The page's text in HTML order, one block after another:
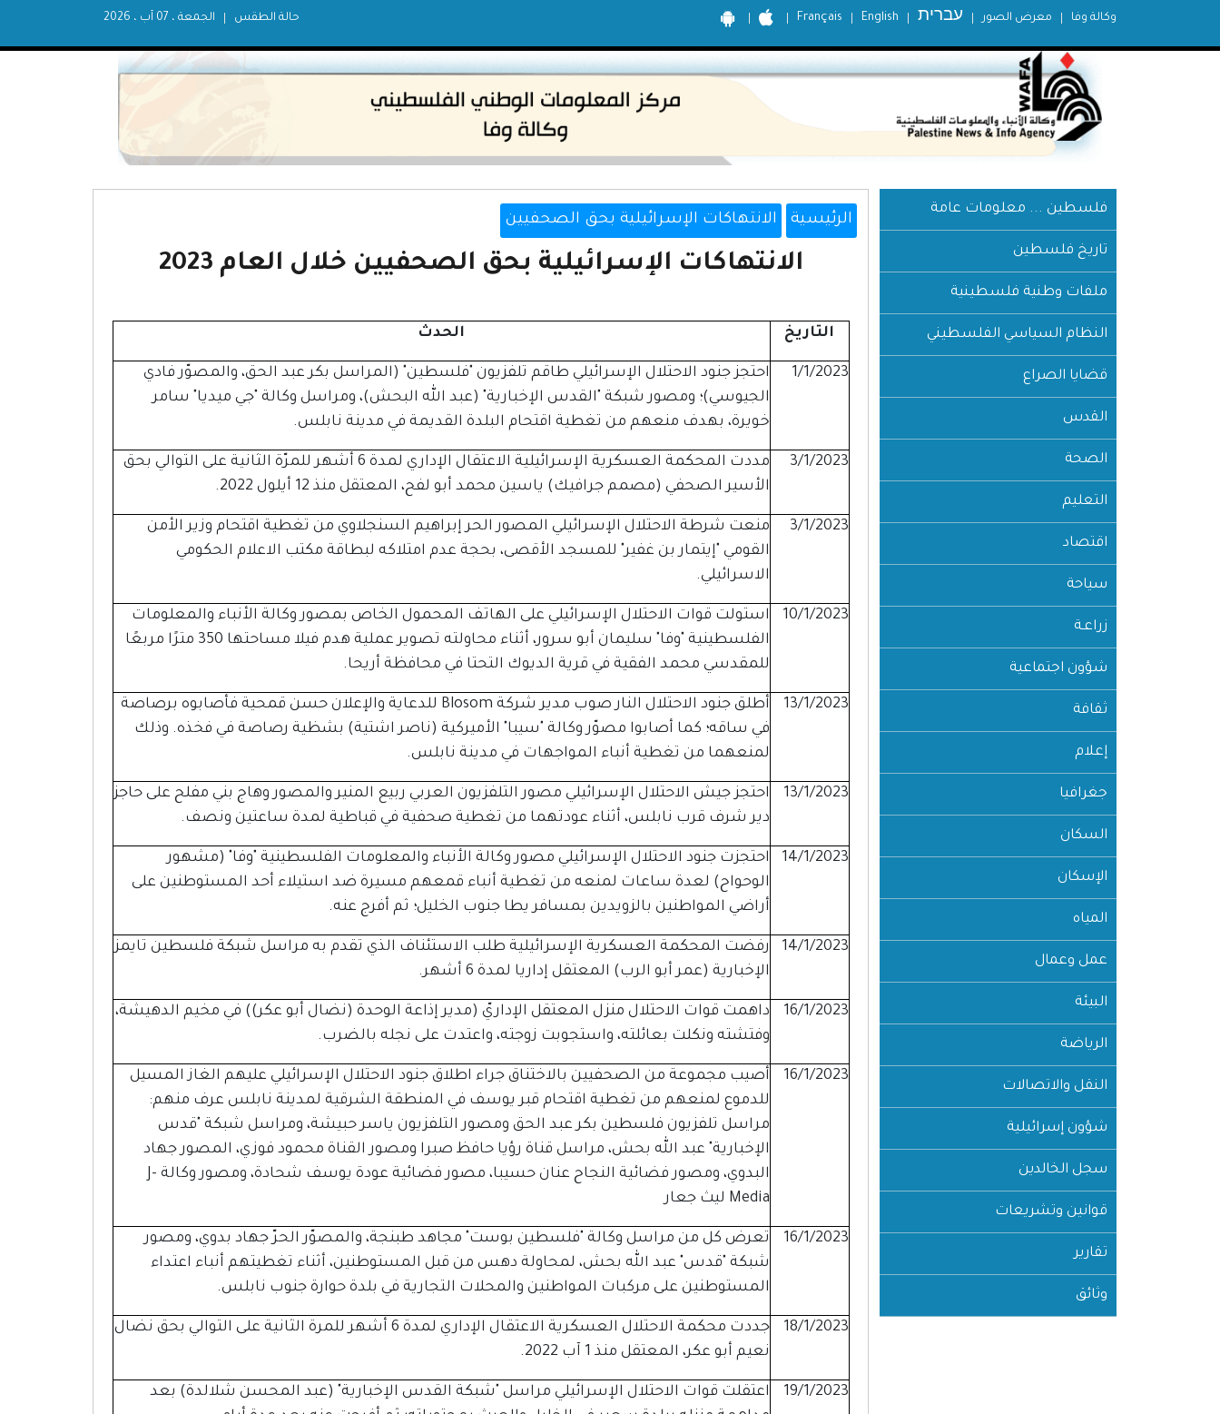
Français English עברית معرض الصور وكالة وفا الجمعة ، 07 آب ، 2026 حالة الطقس
فلسطين ... معلومات عامة
تاريخ فلسطين
ملفات وطنية فلسطينية
النظام السياسي الفلسطيني
قضايا الصراع
القدس
الصحة
التعليم
اقتصاد
سياحة
زراعـة
شؤون اجتماعية
ثقافة
إعلام
جغرافيا
السكان
الإسكان
المياه
عمل وعمال
البيئة
الرياضة
النقل والاتصالات
شؤون إسرائيلية
سجل الخالدين
قوانين وتشريعات
تقارير
وثائق
الرئيسية الانتهاكات الإسرائيلية بحق الصحفيين
الانتهاكات الإسرائيلية بحق الصحفيين خلال العام 2023
التاريخ الحدث
1/1/2023
احتجز جنود الاحتلال الإسرائيلي طاقم تلفزيون "فلسطين" (المراسل بكر عبد الحق، والمصوّر فادي
الجيوسي)؛ ومصور شبكة "القدس الإخبارية" (عبد الله البحش)، ومراسل وكالة "جي ميديا" سامر
خويرة، بهدف منعهم من تغطية اقتحام البلدة القديمة في مدينة نابلس.
3/1/2023
مددت المحكمة العسكرية الإسرائيلية الاعتقال الإداري لمدة 6 أشهر للمرّة الثانية على التوالي بحق
الأسير الصحفي (مصمم جرافيك) ياسين محمد أبو لفح، المعتقل منذ 12 أيلول 2022.
3/1/2023
منعت شرطة الاحتلال الإسرائيلي المصور الحر إبراهيم السنجلاوي من تغطية اقتحام وزير الأمن
القومي "إيتمار بن غفير" للمسجد الأقصى، بحجة عدم امتلاكه لبطاقة مكتب الاعلام الحكومي
الاسرائيلي.
10/1/2023
استولت قوات الاحتلال الإسرائيلي على الهاتف المحمول الخاص بمصور وكالة الأنباء والمعلومات
الفلسطينية "وفا" سليمان أبو سرور، أثناء محاولته تصوير عملية هدم فيلا مساحتها 350 مترًا مربعًا
للمقدسي محمد الفقية في قرية الديوك التحتا في محافظة أريحا.
13/1/2023
أطلق جنود الاحتلال النار صوب مدير شركة Blosom للدعاية والإعلان حسن قمحية فأصابوه برصاصة
في ساقه؛ كما أصابوا مصوّر وكالة "سيبا" الأميركية (ناصر اشتية) بشظية رصاصة في فخذه. وذلك
لمنعهما من تغطية أنباء المواجهات في مدينة نابلس.
13/1/2023
احتجز جيش الاحتلال الإسرائيلي مصور التلفزيون العربي ربيع المنير والمصور وهاج بني مفلح على حاجز
دير شرف قرب نابلس، أثناء عودتهما من تغطية صحفية في قباطية لمدة ساعتين ونصف.
14/1/2023
احتجزت جنود الاحتلال الإسرائيلي مصور وكالة الأنباء والمعلومات الفلسطينية "وفا" (مشهور
الوحواح) لعدة ساعات لمنعه من تغطية أنباء قمعهم مسيرة ضد استيلاء أحد المستوطنين على
أراضي المواطنين بالزويدين بمسافر يطا جنوب الخليل؛ ثم أفرج عنه.
14/1/2023
رفضت المحكمة العسكرية الإسرائيلية طلب الاستئناف الذي تقدم به مراسل شبكة فلسطين تايمز
الإخبارية (عمر أبو الرب) المعتقل إداريا لمدة 6 أشهر.
16/1/2023
داهمت قوات الاحتلال منزل المعتقل الإداريّ (مدير إذاعة الوحدة (نضال أبو عكر)) في مخيم الدهيشة،
وفتشته ونكلت بعائلته، واستجوبت زوجته، واعتدت على نجله بالضرب.
16/1/2023
أصيب مجموعة من الصحفيين بالاختناق جراء اطلاق جنود الاحتلال الإسرائيلي عليهم الغاز المسيل
للدموع لمنعهم من تغطية اقتحام قبر يوسف في المنطقة الشرقية لمدينة نابلس عرف منهم:
مراسل تلفزيون فلسطين بكر عبد الحق ومصور التلفزيون ياسر حبيشة، ومراسل شبكة "قدس
الإخبارية" عبد الله بحش، مراسل قناة رؤيا حافظ صبرا ومصور القناة محمود فوزي، المصور جهاد
البدوي، ومصور فضائية النجاح عنان حسيبا، مصور فضائية عودة يوسف شحادة، ومصور وكالة J-
Media ليث جعار
16/1/2023
تعرض كل من مراسل وكالة "فلسطين بوست" مجاهد طبنجة، والمصوّر الحرّ جهاد بدوي، ومصور
شبكة "قدس" عبد الله بحش، لمحاولة دهس من قبل المستوطنين، أثناء تغطيتهم أنباء اعتداء
المستوطنين على مركبات المواطنين والمحلات التجارية في بلدة حوارة جنوب نابلس.
18/1/2023
جددت محكمة الاحتلال العسكرية الاعتقال الإداري لمدة 6 أشهر للمرة الثانية على التوالي بحق نضال
نعيم أبو عكر، المعتقل منذ 1 آب 2022.
19/1/2023
اعتقلت قوات الاحتلال الإسرائيلي مراسل "شبكة القدس الإخبارية" (عبد المحسن شلالدة) بعد